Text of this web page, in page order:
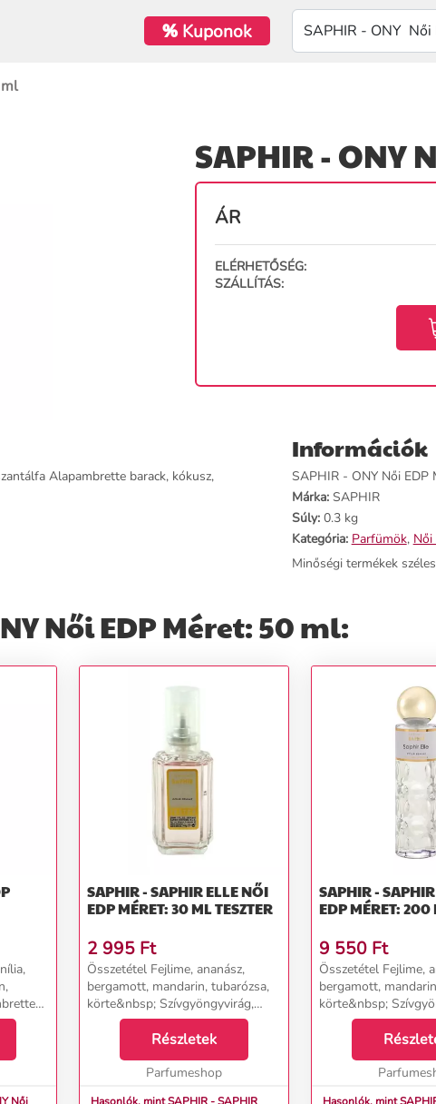
%Kuponok
SAPHIR - ONY
ÁR
ELÉRHETŐSÉG:
SZÁLLÍTÁS:
Alapambrette barack, kókusz,
Információk
SAPHIR - ONY Női
Márka:SAPHIR
Súly:0.3 kg
Kategória: Parfümök,
Minőségi termékek
Női EDP Méret: 50 ml:
SAPHIR - SAPHIR ELLE NŐI
EDP MÉRET: 30 ML TESZTER
2 995 Ft
Összetétel Fejlime, ananász,
bergamott, mandarin, tubarózsa,
körte&nbsp; Szívgyöngyvirág,
jázmin, heliotrop, ibolyagyökér
Alapcédrus, ambra, szantálfa,
vanília, pézsma...
Részletek
Parfumeshop
SAPHIR - SAPHIR
EDP MÉRET: 200
9 550 Ft
Összetétel Fejlime,
bergamott,
körte&nbsp;
jázmin, heliotrop,
Alapcédrus, ambra,
vanília, pézsma...